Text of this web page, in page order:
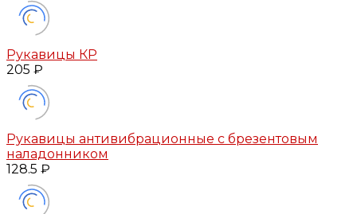
Рукавицы КР
205 ₽
Рукавицы антивибрационные с брезентовым
наладонником
128.5 ₽